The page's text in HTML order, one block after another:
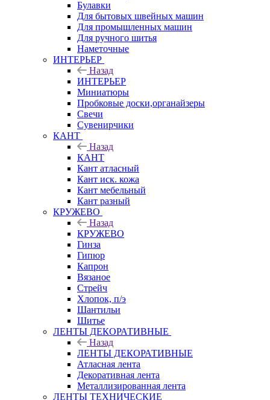
Булавки
Для бытовых швейных машин
Для промышленных машин
Для ручного шитья
Наметочные
ИНТЕРЬЕР
Назад
ИНТЕРЬЕР
Миниатюры
Пробковые доски,органайзеры
Свечи
Сувенирчики
КАНТ
Назад
КАНТ
Кант атласный
Кант иск. кожа
Кант мебельный
Кант разный
КРУЖЕВО
Назад
КРУЖЕВО
Гинза
Гипюр
Капрон
Вязаное
Стрейч
Хлопок, п/э
Шантильи
Шитье
ЛЕНТЫ ДЕКОРАТИВНЫЕ
Назад
ЛЕНТЫ ДЕКОРАТИВНЫЕ
Атласная лента
Декоративная лента
Металлизированная лента
ЛЕНТЫ ТЕХНИЧЕСКИЕ